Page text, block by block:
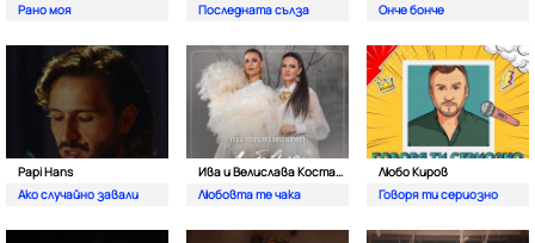
Рано моя
Последната сълза
Онче бонче
Papi Hans
Ако случайно завали
Ива и Велислава Костадинови
Любовта те чака
Любо Киров
Говоря ти сериозно